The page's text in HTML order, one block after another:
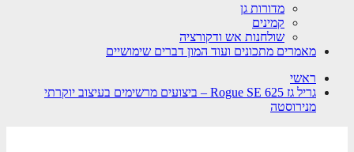
מדורות גן
קמינים
שולחנות אש ודקורציה
מאמרים מתכונים ועוד המון דברים שימושיים
ראשי
גריל גז Rogue SE 625 – ביצועים מרשימים בעיצוב יוקרתי
מנירוסטה